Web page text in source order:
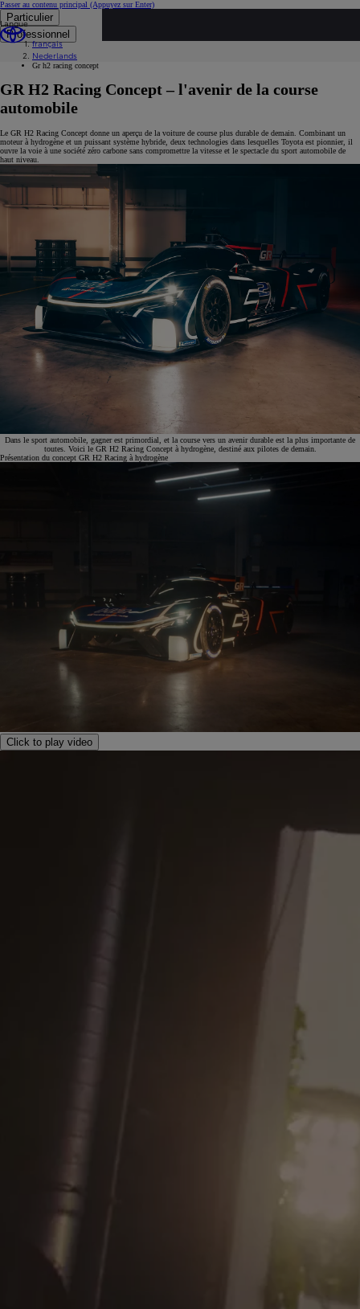
Passer au contenu principal (Appuyez sur Enter)
Particulier
Professionnel
Langue
français
Nederlands
...
Découvrez Toyota
Toyota GAZOO Racing
Gr h2 racing concept
GR H2 Racing Concept – l'avenir de la course
automobile
Le GR H2 Racing Concept donne un aperçu de la voiture de course plus durable de demain. Combinant un
moteur à hydrogène et un puissant système hybride, deux technologies dans lesquelles Toyota est pionnier, il
ouvre la voie à une société zéro carbone sans compromettre la vitesse et le spectacle du sport automobile de
haut niveau.
Dans le sport automobile, gagner est primordial, et la course vers un avenir durable est la plus importante de
toutes. Voici le GR H2 Racing Concept à hydrogène, destiné aux pilotes de demain.
Présentation du concept GR H2 Racing à hydrogène
Click to play video